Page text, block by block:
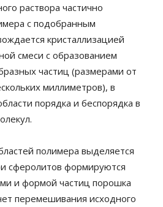
раствора частично
с подобранным
кристаллизацией
смеси с образованием
частиц (размерами от
миллиметров), в
порядка и беспорядка в
полимера выделяется
сферолитов формируются
и формой частиц порошка
перемешивания исходного